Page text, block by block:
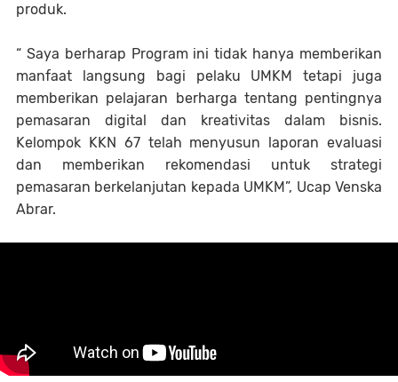
produk.
“ Saya berharap Program ini tidak hanya memberikan
manfaat langsung bagi pelaku UMKM tetapi juga
memberikan pelajaran berharga tentang pentingnya
pemasaran digital dan kreativitas dalam bisnis.
Kelompok KKN 67 telah menyusun laporan evaluasi
dan memberikan rekomendasi untuk strategi
pemasaran berkelanjutan kepada UMKM”, Ucap Venska
Abrar.